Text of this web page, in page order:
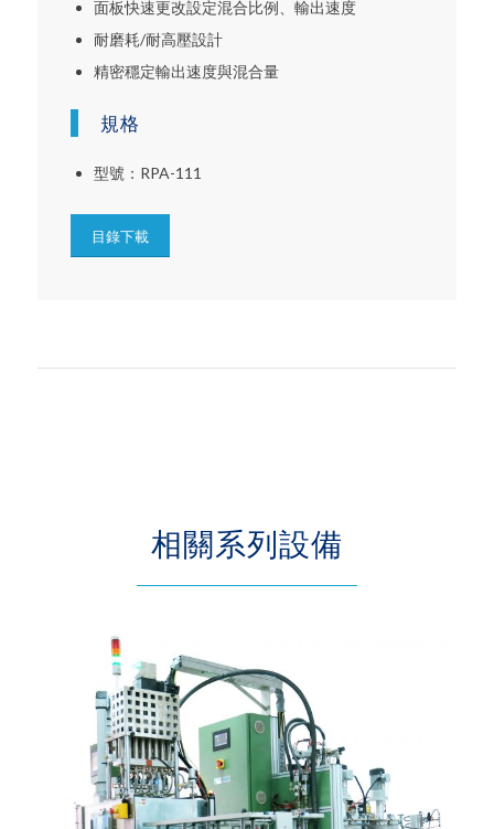
面板快速更改設定混合比例、輸出速度
耐磨耗/耐高壓設計
精密穩定輸出速度與混合量
規格
型號：RPA-111
目錄下載
相關系列設備